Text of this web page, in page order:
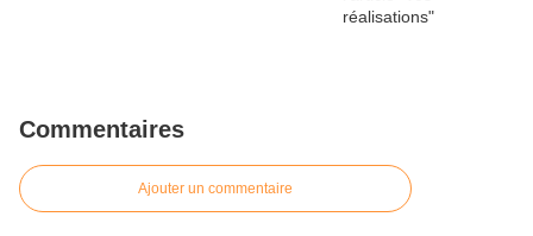
Commentaires
Ajouter un commentaire